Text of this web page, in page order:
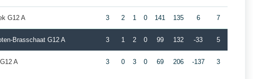
G12 A 3 2 1 0 141 135 6 7
Brasschaat G12 A 3 1 2 0 99 132 -33 5
A 3 0 3 0 69 206 -137 3